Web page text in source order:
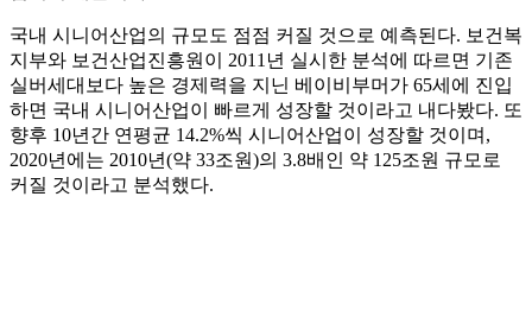
국내 시니어산업의 규모도 점점 커질 것으로 예측된다. 보건복
지부와 보건산업진흥원이 2011년 실시한 분석에 따르면 기존
실버세대보다 높은 경제력을 지닌 베이비부머가 65세에 진입
하면 국내 시니어산업이 빠르게 성장할 것이라고 내다봤다. 또
향후 10년간 연평균 14.2%씩 시니어산업이 성장할 것이며,
2020년에는 2010년(약 33조원)의 3.8배인 약 125조원 규모로
커질 것이라고 분석했다.